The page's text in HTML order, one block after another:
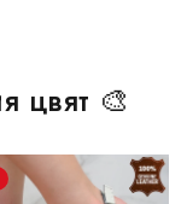
цвят 🎨